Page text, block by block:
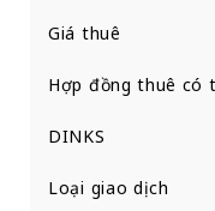
Giá thuê
Hợp đồng thuê có
DINKS
Loại giao dịch